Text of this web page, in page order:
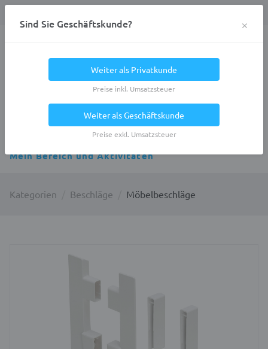
Mein Bereich und Aktivitäten
Kategorien Beschläge Möbelbeschläge
Sind Sie Geschäftskunde? ×
Weiter als Privatkunde
Preise inkl. Umsatzsteuer
Weiter als Geschäftskunde
Preise exkl. Umsatzsteuer